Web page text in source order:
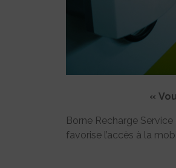
«
Borne Recharge
favorise l’accès à la